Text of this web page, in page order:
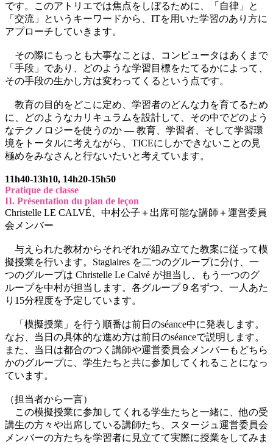
です。このアトリエでは焦点をしぼるために、「自律」と
「交流」というキーワードから、ITを用いた学習のあり方に
アプローチしていきます。
その際にもっとも大事なことは、コンピュータはあくまで
「手段」であり、どのような学習目標をたてるかによって、
その手段の生かし方は変わってくるという点です。
教育の目的をどこに定め、学習者のどんな力を育てるため
に、どのようなカリキュラムを設計して、その中でどのよう
なテクノロジーを使うのか ― 教育、学習者、そして学習環
境をトータルに考えながら、TICEにしかできないことの見
極めをみなさんと行ないたいと考えています。
11h40-13h10, 14h20-15h50
Pratique de classe
II. Présentation du plan de leçon
Christelle LE CALVÉ、中村公子＋出席可能な講師＋運営委員
会メンバー
与えられた教材からそれぞれが組み立てた教案に従って模
擬授業を行います。Stagiaires を二つのグループに分け、一
つのグループは Christelle Le Calvé が担当し、もう一つのグ
ループを中村が担当します。各グループ９名ずつ、一人あた
り15分程度を予定しています。
「模擬授業」を行う順番は前日のséance中に発表します。
なお、当日の具体的な進め方は前日のséanceで説明します。
また、当日は都合のつく講師や運営委員会メンバーもどちら
かのグループに、学生たちと共に参加してくれることになっ
ています。
（担当者から一言）
この模擬授業に参加してくれる学生たちと一緒に、他の受
講生の方々や出席している講師たち、スタージュ運営委員会
メンバーの方たちを学習者に見立てて実際に授業をしてみま